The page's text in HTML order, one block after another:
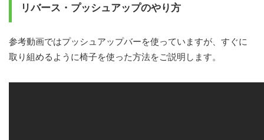
リバース・プッシュアップのやり方
参考動画ではプッシュアップバーを使っていますが、すぐに
取り組めるように椅子を使った方法をご説明します。